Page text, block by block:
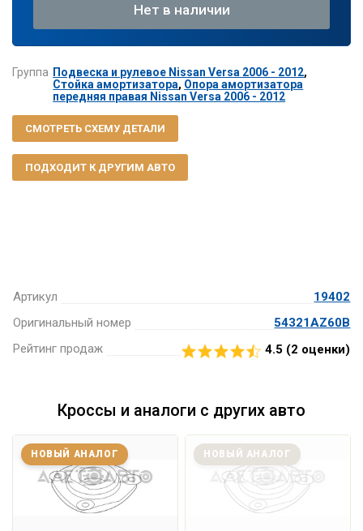
Артикул
19402
Оригинальный номер
54321AZ60B
Рейтинг продаж
4.5 (2 оценки)
Нет в наличии
Группа Подвеска и рулевое Nissan Versa 2006 - 2012,
Стойка амортизатора, Опора амортизатора
передняя правая Nissan Versa 2006 - 2012
СМОТРЕТЬ СХЕМУ ДЕТАЛИ
ПОДХОДИТ К ДРУГИМ АВТО
Кроссы и аналоги с других авто
НОВЫЙ АНАЛОГ НОВЫЙ АНАЛОГ